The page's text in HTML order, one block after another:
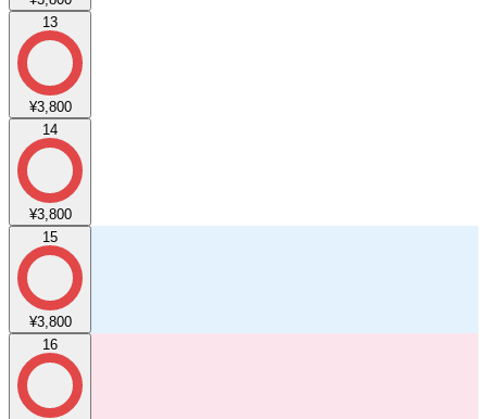
13
¥3,800
14
¥3,800
15
¥3,800
16